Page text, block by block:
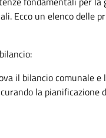
Ecco un elenco delle
il bilancio comunale
la pianificazione